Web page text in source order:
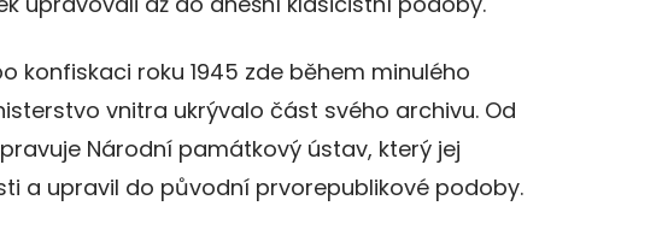
konfiskaci roku 1945 zde během minulého
vnitra ukrývalo část svého archivu. Od
Národní památkový ústav, který jej
a upravil do původní prvorepublikové podoby.